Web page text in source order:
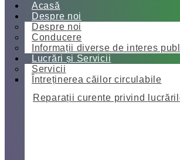
Acasă
Despre noi
Despre noi
Conducere
Informații diverse de interes
Lucrări și Servicii
Servicii
Întreținerea căilor circulabile
Reparații curente privind